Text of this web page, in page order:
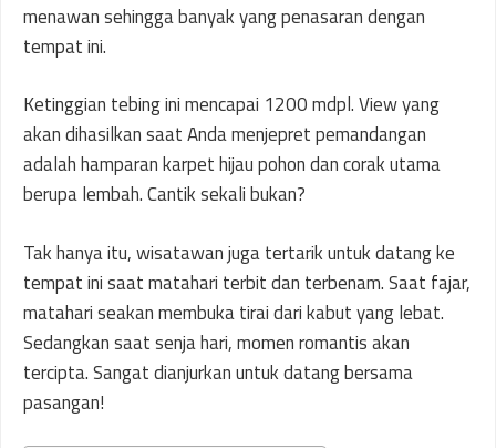
menawan sehingga banyak yang penasaran dengan
tempat ini.
Ketinggian tebing ini mencapai 1200 mdpl. View yang
akan dihasilkan saat Anda menjepret pemandangan
adalah hamparan karpet hijau pohon dan corak utama
berupa lembah. Cantik sekali bukan?
Tak hanya itu, wisatawan juga tertarik untuk datang ke
tempat ini saat matahari terbit dan terbenam. Saat fajar,
matahari seakan membuka tirai dari kabut yang lebat.
Sedangkan saat senja hari, momen romantis akan
tercipta. Sangat dianjurkan untuk datang bersama
pasangan!